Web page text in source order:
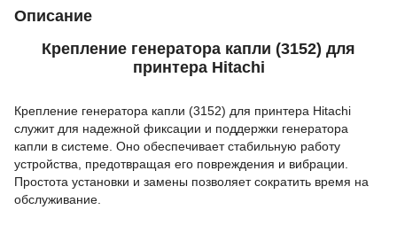
Описание
Крепление генератора капли (3152) для
принтера Hitachi
Крепление генератора капли (3152) для принтера Hitachi
служит для надежной фиксации и поддержки генератора
капли в системе. Оно обеспечивает стабильную работу
устройства, предотвращая его повреждения и вибрации.
Простота установки и замены позволяет сократить время на
обслуживание.